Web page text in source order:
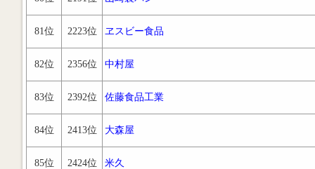
81位 2223位 ヱスビー食品
82位 2356位 中村屋
83位 2392位 佐藤食品工業
84位 2413位 大森屋
85位 2424位 米久